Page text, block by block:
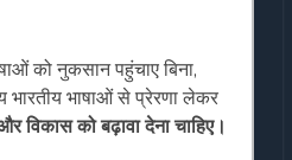
को नुकसान पहुंचाए बिना,
भाषाओं से प्रेरणा लेकर
विकास को बढ़ावा देना चाहिए।